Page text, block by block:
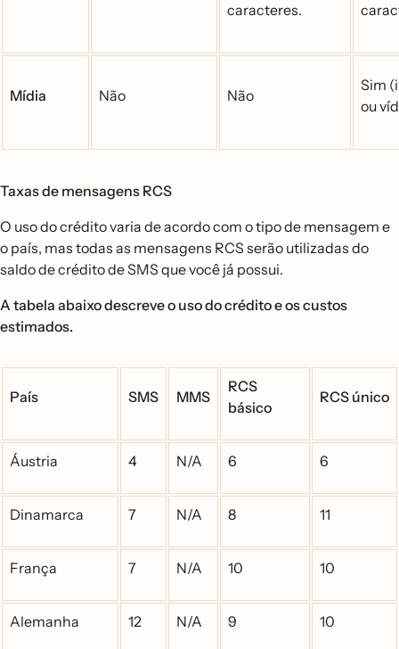
caracteres.
Mídia Não Não
Sim
ou
Taxas de mensagens RCS
O uso do crédito varia de acordo com o tipo de mensagem e
o país, mas todas as mensagens RCS serão utilizadas do
saldo de crédito de SMS que você já possui.
A tabela abaixo descreve o uso do crédito e os custos
estimados.
País SMS MMS
RCS
básico
RCS único
Áustria 4 N/A 6 6
Dinamarca 7 N/A 8 11
França 7 N/A 10 10
Alemanha 12 N/A 9 10